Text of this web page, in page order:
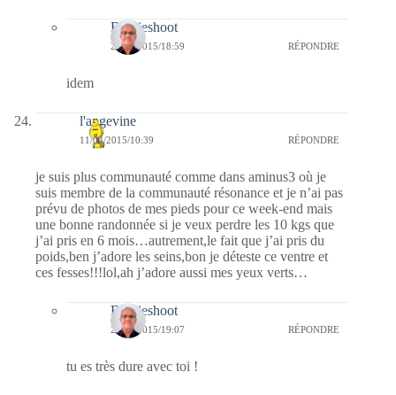
Bernieshoot
23/04/2015/18:59 RÉPONDRE
idem
l'angevine
11/04/2015/10:39 RÉPONDRE
je suis plus communauté comme dans aminus3 où je
suis membre de la communauté résonance et je n’ai pas
prévu de photos de mes pieds pour ce week-end mais
une bonne randonnée si je veux perdre les 10 kgs que
j’ai pris en 6 mois…autrement,le fait que j’ai pris du
poids,ben j’adore les seins,bon je déteste ce ventre et
ces fesses!!!lol,ah j’adore aussi mes yeux verts…
Bernieshoot
23/04/2015/19:07 RÉPONDRE
tu es très dure avec toi !